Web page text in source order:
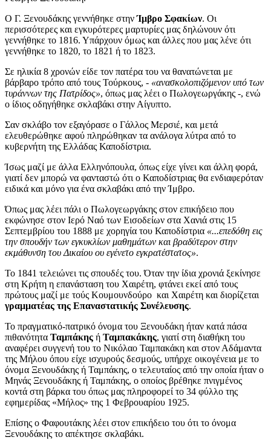
Ο Γ. Ξενουδάκης γεννήθηκε στηνΊμβρο Σφακίων. Οι
περισσότερες και εγκυρότερες μαρτυρίες μας δηλώνουν ότι
γεννήθηκε το 1816. Υπάρχουν όμως και άλλες που μας λένε ότι
γεννήθηκε το 1820, το 1821 ή το 1823.
Σε ηλικία 8 χρονών είδε τον πατέρα του να θανατώνεται με
βάρβαρο τρόπο από τους Τούρκους, - «ανασκολοπιζόμενον υπό των
τυράννων της Πατρίδος», όπως μας λέει ο Πωλογεωργάκης -, ενώ
ο ίδιος οδηγήθηκε σκλαβάκι στην Αίγυπτο.
Σαν σκλάβο τον εξαγόρασε ο Γάλλος Μερσιέ, και μετά
ελευθερώθηκε αφού πληρώθηκαν τα ανάλογα λύτρα από το
κυβερνήτη της Ελλάδας Καποδίστρια.
Ίσως μαζί με άλλα Ελληνόπουλα, όπως είχε γίνει και άλλη φορά,
γιατί δεν μπορώ να φανταστώ ότι ο Καποδίστριας θα ενδιαφερόταν
ειδικά και μόνο για ένα σκλαβάκι από την Ίμβρο.
Όπως μας λέει πάλι ο Πωλογεωργάκης στον επικήδειο που
εκφώνησε στον Ιερό Ναό των Εισοδείων στα Χανιά στις 15
Σεπτεμβρίου του 1888 με χορηγία του Καποδίστρια «...επεδόθη εις
την σπουδήν των εγκυκλίων μαθημάτων και βραδύτερον στην
εκμάθυνση του Δικαίου ου εγένετο εγκρατέστατος».
Το 1841 τελειώνει τις σπουδές του. Όταν την ίδια χρονιά ξεκίνησε
στη Κρήτη η επανάσταση του Χαιρέτη, φτάνει εκεί από τους
πρώτους μαζί με τούς Κουμουνδούρο και Χαιρέτη και διορίζεται
γραμματέας της Επαναστατικής Συνέλευσης.
Το πραγματικό-πατρικό όνομα του Ξενουδάκη ήταν κατά πάσα
πιθανότητα Ταμπάκης ή Ταμπακάκης, γιατί στη διαθήκη του
αναφέρει συγγενή του το Νικόλαο Ταμπακάκη και στον Αδάμαντα
της Μήλου όπου είχε ισχυρούς δεσμούς, υπήρχε οικογένεια με το
όνομα Ξενουδάκης ή Ταμπάκης, ο τελευταίος από την οποία ήταν ο
Μηνάς Ξενουδάκης ή Ταμπάκης, ο οποίος βρέθηκε πνιγμένος
κοντά στη βάρκα του όπως μας πληροφορεί το 34 φύλλο της
εφημερίδας «Μήλος» της 1 Φεβρουαρίου 1925.
Επίσης ο Φαφουτάκης λέει στον επικήδειο του ότι το όνομα
Ξενουδάκης το απέκτησε σκλαβάκι.